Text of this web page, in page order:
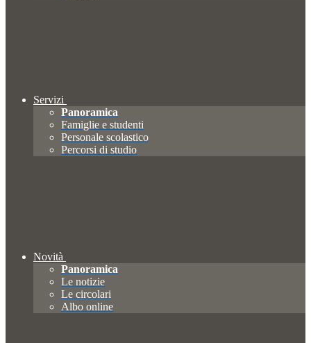
Servizi
Panoramica
Famiglie e studenti
Personale scolastico
Percorsi di studio
Novità
Panoramica
Le notizie
Le circolari
Albo online